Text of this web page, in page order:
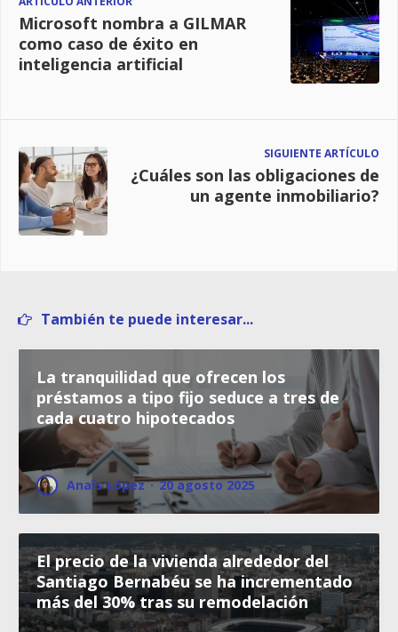
Microsoft nombra a GILMAR
como caso de éxito en
inteligencia artificial
SIGUIENTE ARTÍCULO
¿Cuáles son las obligaciones de
un agente inmobiliario?
También te puede interesar...
La tranquilidad que ofrecen los
préstamos a tipo fijo seduce a tres de
cada cuatro hipotecados
Anaïs López · 20 agosto 2025
El precio de la vivienda alrededor del
Santiago Bernabéu se ha incrementado
más del 30% tras su remodelación